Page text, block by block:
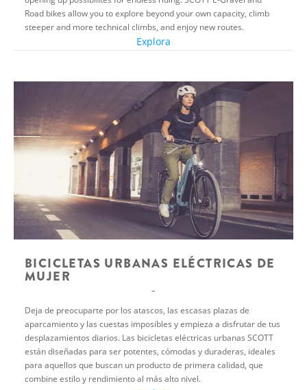
Road bikes allow you to explore beyond your own capacity, climb
steeper and more technical climbs, and enjoy new routes.
Explora
BICICLETAS URBANAS ELÉCTRICAS DE
MUJER
Deja de preocuparte por los atascos, las escasas plazas de
aparcamiento y las cuestas imposibles y empieza a disfrutar de tus
desplazamientos diarios. Las bicicletas eléctricas urbanas SCOTT
están diseñadas para ser potentes, cómodas y duraderas, ideales
para aquellos que buscan un producto de primera calidad, que
combine estilo y rendimiento al más alto nivel.